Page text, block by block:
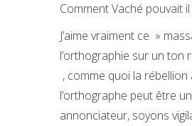
Comment Vaché pouvait il
J’aime vraiment ce »
l’orthographie sur un ton
, comme quoi la rébellion
l’orthographe peut être
annonciateur, soyons